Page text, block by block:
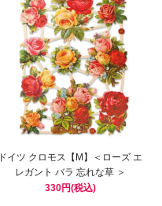
ドイツ クロモス【M】＜ローズ エ
レガント バラ 忘れな草 ＞
330円(税込)